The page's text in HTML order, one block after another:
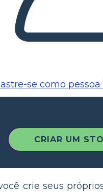
se como pessoa
CRIAR UM
crie seus